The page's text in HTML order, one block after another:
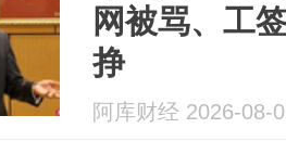
网被骂、工
挣
阿库财经 2026-08-